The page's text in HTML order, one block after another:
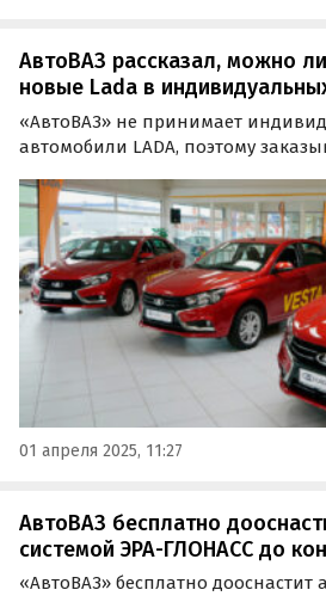
АвтоВАЗ рассказал, можно
новые Lada в
«АвтоВАЗ» не принимает
автомобили LADA, поэтому
невозможно. Такой ответ
в ее официальном Telegram-
пишут…
01 апреля 2025, 11:27
АвтоВАЗ бесплатно
системой ЭРА-ГЛОНАСС до
«АвтоВАЗ» бесплатно дооснастит